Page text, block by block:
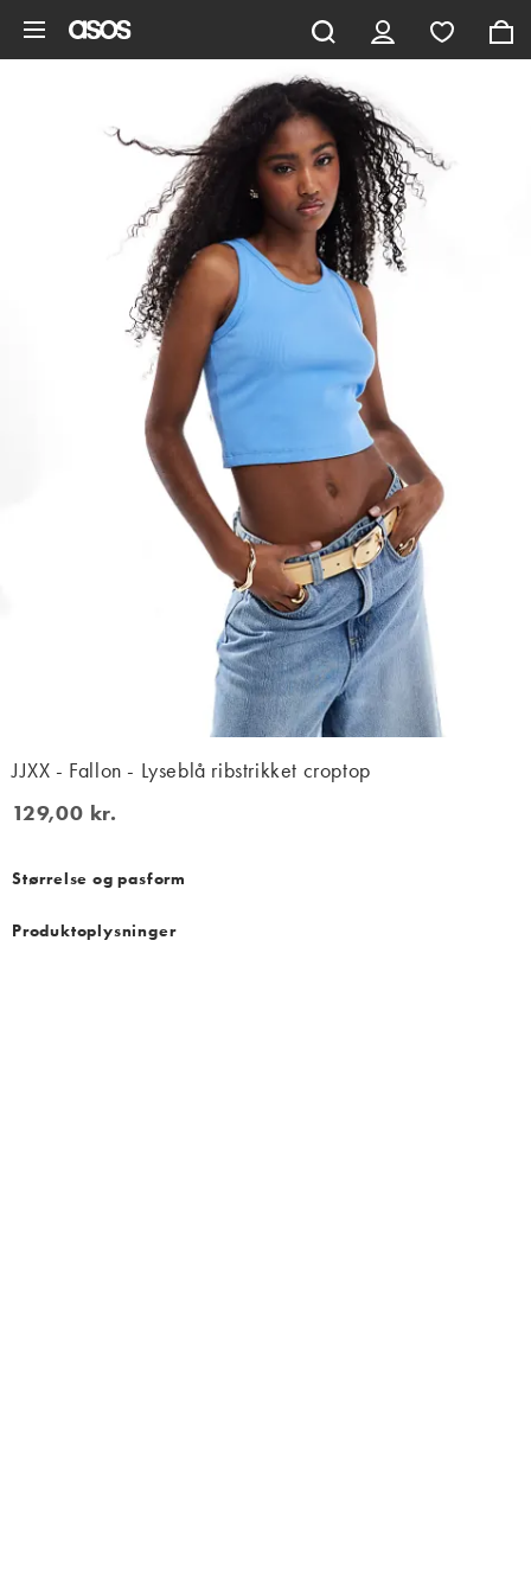
JJXX - Fallon - Lyseblå ribstrikket croptop
129,00 kr.
129,00 kr.
Størrelse og pasform
Produktoplysninger